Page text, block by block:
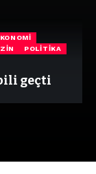
POLITIKA
geçti